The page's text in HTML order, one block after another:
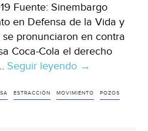
Fuente: Sinembargo
en Defensa de la Vida y
pronunciaron en contra
Coca-Cola el derecho
Seguir leyendo Chiapas:
se
→
ESTRACCIÓN MOVIMIENTO POZOS